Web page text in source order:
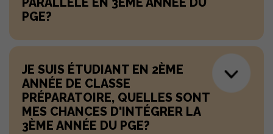
PGE?
JE SUIS ÉTUDIANT EN 2ÈME
ANNÉE DE CLASSE
PRÉPARATOIRE, QUELLES SONT
MES CHANCES D'INTÉGRER LA
3ÈME ANNÉE DU PGE?